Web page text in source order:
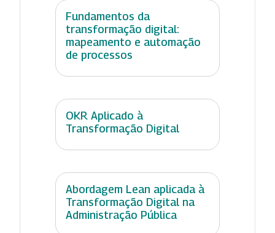
Fundamentos da
transformação digital:
mapeamento e automação
de processos
OKR Aplicado à
Transformação Digital
Abordagem Lean aplicada à
Transformação Digital na
Administração Pública